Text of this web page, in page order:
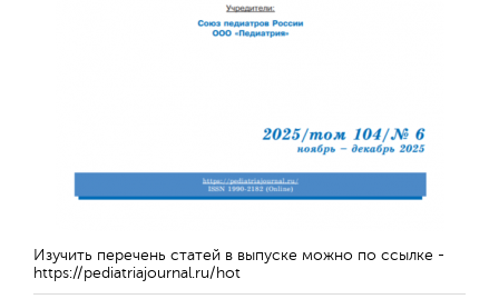
Изучить перечень статей в выпуске можно по ссылке -
https://pediatriajournal.ru/hot